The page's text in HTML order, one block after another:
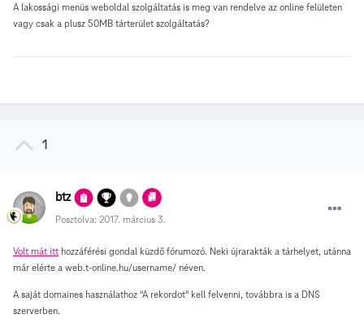
A lakossági menüs weboldal szolgáltatás is meg van rendelve az online felületen
vagy csak a plusz 50MB tárterület szolgáltatás?
1
btz
Posztolva: 2017. március 3.
Volt mát itt hozzáférési gondal küzdő fórumozó. Neki újrarakták a tárhelyet, utánna
már elérte a web.t-online.hu/username/ néven.
A saját domaines használathoz "A rekordot" kell felvenni, továbbra is a DNS
szerverben.